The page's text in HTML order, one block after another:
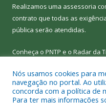
Realizamos uma assessoria
contrato que todas as
pública serão atendidas.
Conheça o PNTP e o Radar da
Nós usamos cookies para
navegação no portal. Ao
concorda com a política de
Para ter mais informações